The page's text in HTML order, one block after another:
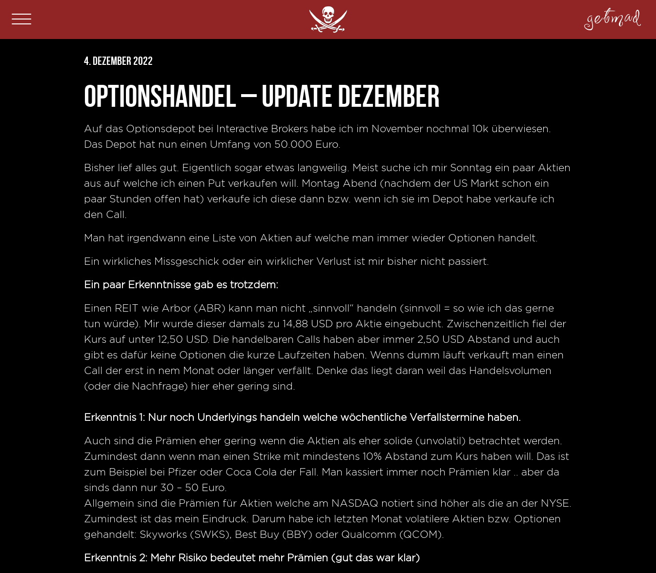
getmad
4. Dezember 2022
Optionshandel – Update Dezember
Auf das Optionsdepot bei Interactive Brokers habe ich im November nochmal 10k überwiesen.
Das Depot hat nun einen Umfang von 50.000 Euro.
Bisher lief alles gut. Eigentlich sogar etwas langweilig. Meist suche ich mir Sonntag ein paar Aktien
aus auf welche ich einen Put verkaufen will. Montag Abend (nachdem der US Markt schon ein
paar Stunden offen hat) verkaufe ich diese dann bzw. wenn ich sie im Depot habe verkaufe ich
den Call.
Man hat irgendwann eine Liste von Aktien auf welche man immer wieder Optionen handelt.
Ein wirkliches Missgeschick oder ein wirklicher Verlust ist mir bisher nicht passiert.
Ein paar Erkenntnisse gab es trotzdem:
Einen REIT wie Arbor (ABR) kann man nicht „sinnvoll“ handeln (sinnvoll = so wie ich das gerne
tun würde). Mir wurde dieser damals zu 14,88 USD pro Aktie eingebucht. Zwischenzeitlich fiel der
Kurs auf unter 12,50 USD. Die handelbaren Calls haben aber immer 2,50 USD Abstand und auch
gibt es dafür keine Optionen die kurze Laufzeiten haben. Wenns dumm läuft verkauft man einen
Call der erst in nem Monat oder länger verfällt. Denke das liegt daran weil das Handelsvolumen
(oder die Nachfrage) hier eher gering sind.
Erkenntnis 1: Nur noch Underlyings handeln welche wöchentliche Verfallstermine haben.
Auch sind die Prämien eher gering wenn die Aktien als eher solide (unvolatil) betrachtet werden.
Zumindest dann wenn man einen Strike mit mindestens 10% Abstand zum Kurs haben will. Das ist
zum Beispiel bei Pfizer oder Coca Cola der Fall. Man kassiert immer noch Prämien klar .. aber da
sinds dann nur 30 – 50 Euro.
Allgemein sind die Prämien für Aktien welche am NASDAQ notiert sind höher als die an der NYSE.
Zumindest ist das mein Eindruck. Darum habe ich letzten Monat volatilere Aktien bzw. Optionen
gehandelt: Skyworks (SWKS), Best Buy (BBY) oder Qualcomm (QCOM).
Erkenntnis 2: Mehr Risiko bedeutet mehr Prämien (gut das war klar)